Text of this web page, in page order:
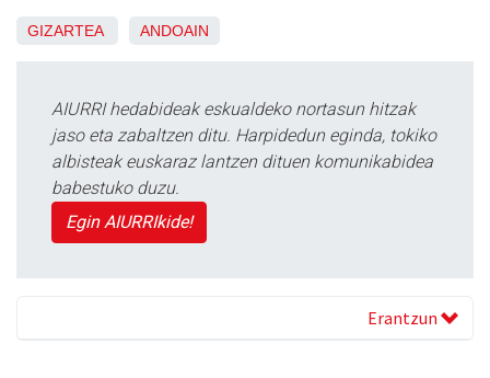
GIZARTEA ANDOAIN
AIURRI hedabideak eskualdeko nortasun hitzak
jaso eta zabaltzen ditu. Harpidedun eginda, tokiko
albisteak euskaraz lantzen dituen komunikabidea
babestuko duzu.
Egin AIURRIkide!
Erantzun